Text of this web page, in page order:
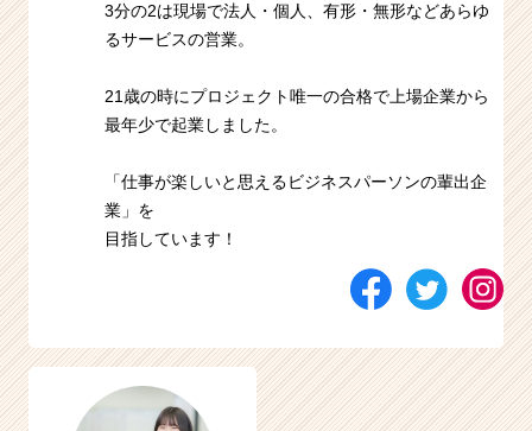
3分の2は現場で法人・個人、有形・無形などあらゆ
るサービスの営業。
21歳の時にプロジェクト唯一の合格で上場企業から
最年少で起業しました。
「仕事が楽しいと思えるビジネスパーソンの輩出企
業」を
目指しています！